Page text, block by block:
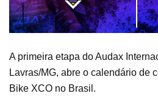
A primeira etapa do Audax
Lavras/MG, abre o calendário de
Bike XCO no Brasil.